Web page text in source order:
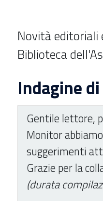
Novità editoriali
Biblioteca
Indagine
Gentile lettore,
Monitor
suggerimenti
Grazie per la
(durata